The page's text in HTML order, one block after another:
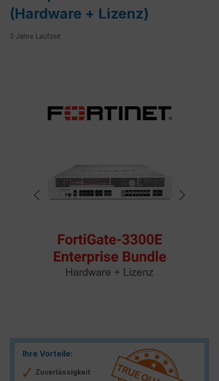
(Hardware + Lizenz)
3 Jahre Laufzeit
Ihre Vorteile:
Zuverlässigkeit